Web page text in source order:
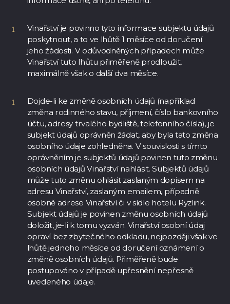
Vinařství je povinno tyto informace subjektu údajů
poskytnout, a to ve lhůtě 1 měsíce od doručení
jeho žádosti. V odůvodněných případech může
Vinařství tuto lhůtu přiměřeně prodloužit,
maximálně však o další dva měsíce.
Dojde-li ke změně osobních údajů (například
změna rodinného stavu, příjmení, číslo bankovního
účtu, adresy trvalého bydliště, telefonního čísla), je
subjekt údajů oprávněn žádat, aby byla tato změna
osobního údaje zohledněna. V souvislosti s tímto
oprávněním je subjektů údajů povinen tuto změnu
osobních údajů Vinařství nahlásit. Subjektů údajů
může tuto změnu ohlásit zaslaným dopisem na
adresu Vinařství, zaslaným emailem, případně
osobně adrese Vinařství či v sídle hotelu Ryzlink.
Subjekt údajů je povinen změnu osobních údajů
doložit, je-li k tomu vyzván. Vinařství osobní údaj
opraví bez zbytečného odkladu, nejpozději však ve
lhůtě jednoho měsíce od doručení oznámení o
změně osobních údajů. Přiměřeně bude
postupováno v případě upřesnění nepřesně
uvedeného údaje.